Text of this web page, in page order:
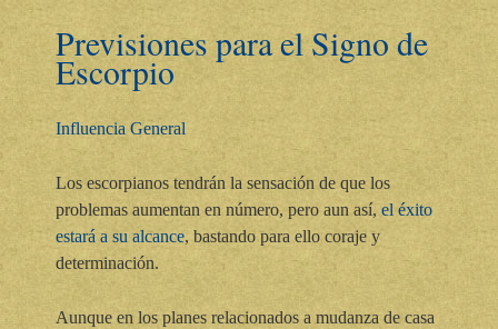
Previsiones para el Signo de
Escorpio
Influencia General
Los escorpianos tendrán la sensación de que los
problemas aumentan en número, pero aun así, el éxito
estará a su alcance, bastando para ello coraje y
determinación.
Aunque en los planes relacionados a mudanza de casa